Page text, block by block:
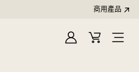
商用產品
登
購